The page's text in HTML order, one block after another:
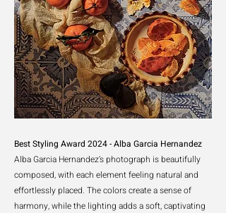
Best Styling Award 2024 - Alba Garcia Hernandez
Alba Garcia Hernandez’s photograph is beautifully
composed, with each element feeling natural and
effortlessly placed. The colors create a sense of
harmony, while the lighting addsa soft, captivating